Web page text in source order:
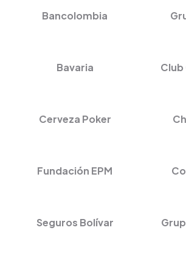
Bancolombia
Bavaria
Cerveza Poker
Fundación EPM
Seguros Bolívar